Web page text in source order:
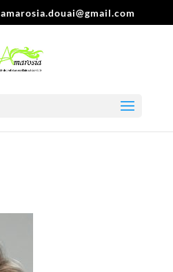
amarosia.douai@gmail.com